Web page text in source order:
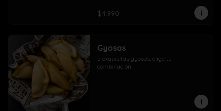
$4.990
Gyosas
5 exquisitas gyosas, elige tu
combinación